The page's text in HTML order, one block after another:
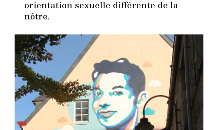
orientation sexuelle différente de la
nôtre.